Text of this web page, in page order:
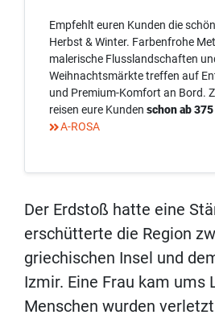
Empfehlt euren Kunden die
Herbst & Winter. Farbenfrohe
malerische Flusslandschaften
Weihnachtsmärkte treffen auf
und Premium-Komfort an Bord.
reisen eure Kunden schon ab
A-ROSA
Der Erdstoß hatte eine
erschütterte die Region
griechischen Insel und
Izmir. Eine Frau kam ums
Menschen wurden